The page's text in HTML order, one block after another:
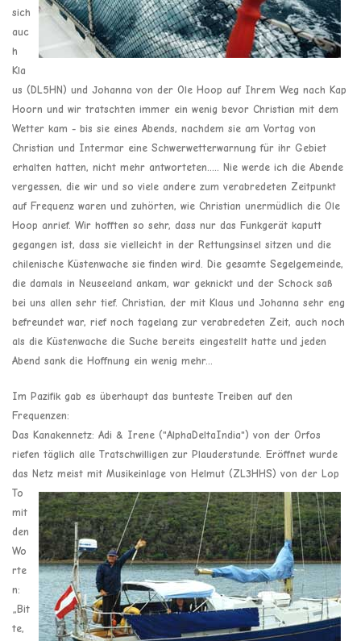
sich
auc
h
Kla
us (DL5HN) und Johanna von der Ole Hoop auf Ihrem Weg nach Kap
Hoorn und wir tratschten immer ein wenig bevor Christian mit dem
Wetter kam - bis sie eines Abends, nachdem sie am Vortag von
Christian und Intermar eine Schwerwetterwarnung für ihr Gebiet
erhalten hatten, nicht mehr antworteten….. Nie werde ich die Abende
vergessen, die wir und so viele andere zum verabredeten Zeitpunkt
auf Frequenz waren und zuhörten, wie Christian unermüdlich die Ole
Hoop anrief. Wir hofften so sehr, dass nur das Funkgerät kaputt
gegangen ist, dass sie vielleicht in der Rettungsinsel sitzen und die
chilenische Küstenwache sie finden wird. Die gesamte Segelgemeinde,
die damals in Neuseeland ankam, war geknickt und der Schock saß
bei uns allen sehr tief. Christian, der mit Klaus und Johanna sehr eng
befreundet war, rief noch tagelang zur verabredeten Zeit, auch noch
als die Küstenwache die Suche bereits eingestellt hatte und jeden
Abend sank die Hoffnung ein wenig mehr…
Im Pazifik gab es überhaupt das bunteste Treiben auf den
Frequenzen:
Das Kanakennetz: Adi & Irene ("AlphaDeltaIndia") von der Orfos
riefen täglich alle Tratschwilligen zur Plauderstunde. Eröffnet wurde
das Netz meist mit Musikeinlage von Helmut (ZL3HHS) von der Lop
To
mit
den
Wo
rte
n:
„Bit
te,